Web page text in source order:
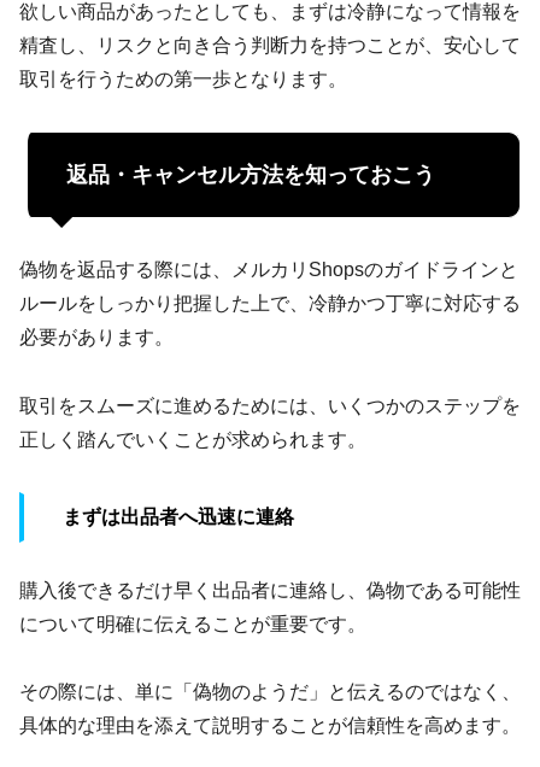
欲しい商品があったとしても、まずは冷静になって情報を
精査し、リスクと向き合う判断力を持つことが、安心して
取引を行うための第一歩となります。
返品・キャンセル方法を知っておこう
偽物を返品する際には、メルカリShopsのガイドラインと
ルールをしっかり把握した上で、冷静かつ丁寧に対応する
必要があります。
取引をスムーズに進めるためには、いくつかのステップを
正しく踏んでいくことが求められます。
まずは出品者へ迅速に連絡
購入後できるだけ早く出品者に連絡し、偽物である可能性
について明確に伝えることが重要です。
その際には、単に「偽物のようだ」と伝えるのではなく、
具体的な理由を添えて説明することが信頼性を高めます。